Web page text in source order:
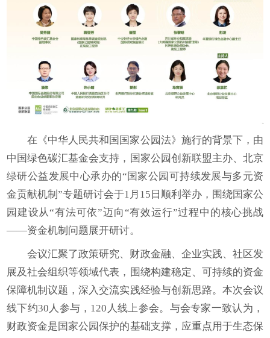
在《中华人民共和国国家公园法》施行的背景下，由
中国绿色碳汇基金会支持，国家公园创新联盟主办、北京
绿研公益发展中心承办的“国家公园可持续发展与多元资
金贡献机制”专题研讨会于1月15日顺利举办，围绕国家公
园建设从“有法可依”迈向“有效运行”过程中的核心挑战
——资金机制问题展开研讨。
会议汇聚了政策研究、财政金融、企业实践、社区发
展及社会组织等领域代表，围绕构建稳定、可持续的资金
保障机制议题，深入交流实践经验与创新思路。本次会议
线下约30人参与，120人线上参会。与会专家一致认为，
财政资金是国家公园保护的基础支撑，应重点用于生态保